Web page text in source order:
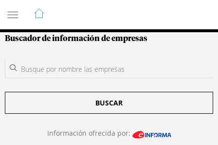
Guía de Empresas Colombianas
Buscador de información de empresas
BUSCAR
Información ofrecida por: